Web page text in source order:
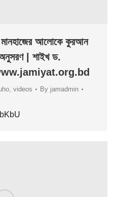
মানহাজের আলোকে কুরআন
| শাইখ ড.
| www.jamiyat.org.bd
, videos By jamadmin